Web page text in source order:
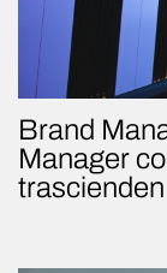
Brand
Manager
trascienden